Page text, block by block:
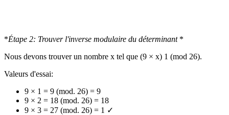
*Étape 2: Trouver l'inverse modulaire du déterminant*
Nous devons trouver un nombre x tel que (9 × x) 1 (mod 26).
Valeurs d'essai:
9 × 1 = 9 (mod. 26) = 9
9 × 2 = 18 (mod. 26) = 18
9 × 3 = 27 (mod. 26) = 1 ✓